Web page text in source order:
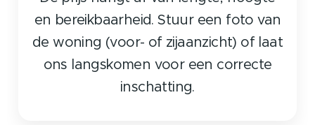
en bereikbaarheid. Stuur een foto van
de woning (voor- of zijaanzicht) of laat
ons langskomen voor een correcte
inschatting.